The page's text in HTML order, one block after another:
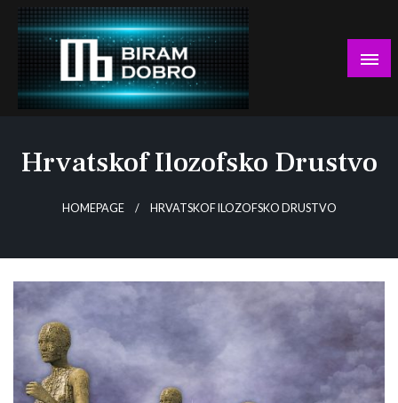
Skip
content
Hrvatskof Ilozofsko Drustvo
HOMEPAGE HRVATSKOF ILOZOFSKO DRUSTVO